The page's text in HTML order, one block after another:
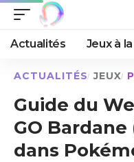
Actualités Jeux à
ACTUALITÉS JEUX
Guide du
GO
dans